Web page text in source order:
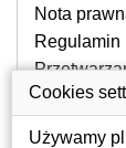
Nota
Regulamin
osobowych
Gdzie nas
Cookies
Używamy